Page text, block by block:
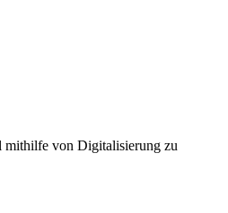
mithilfe von Digitalisierung zu